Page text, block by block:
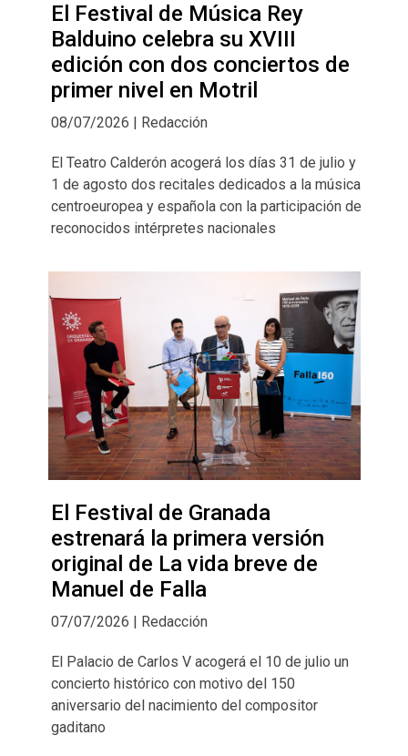
El Festival de Música Rey
Balduino celebra su XVIII
edición con dos conciertos de
primer nivel en Motril
08/07/2026 | Redacción
El Teatro Calderón acogerá los días 31 de julio y
1 de agosto dos recitales dedicados a la música
centroeuropea y española con la participación de
reconocidos intérpretes nacionales
El Festival de Granada
estrenará la primera versión
original de La vida breve de
Manuel de Falla
07/07/2026 | Redacción
El Palacio de Carlos V acogerá el 10 de julio un
concierto histórico con motivo del 150
aniversario del nacimiento del compositor
gaditano